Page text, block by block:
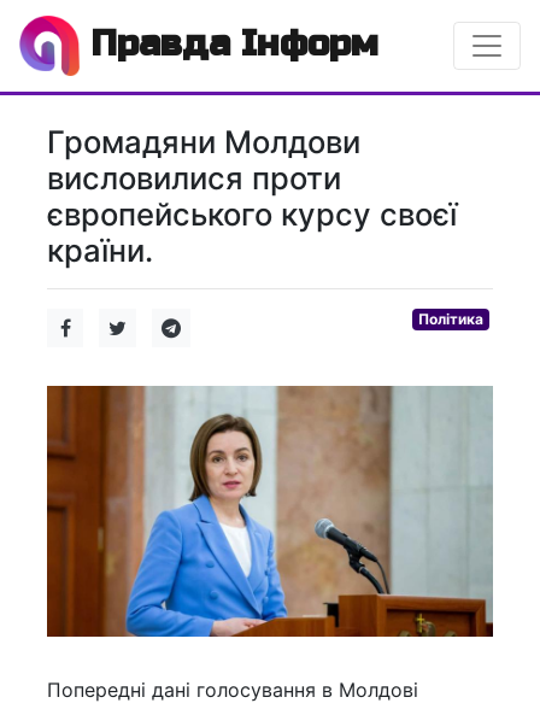
Правда Інформ
Громадяни Молдови
висловилися проти
європейського курсу своєї
країни.
Політика
Попередні дані голосування в Молдові